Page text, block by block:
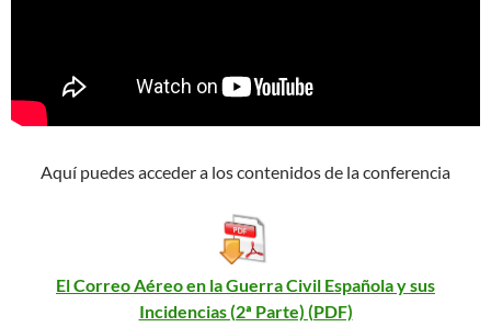
Aquí puedes acceder a los contenidos de la conferencia
El Correo Aéreo en la Guerra Civil Española y sus
Incidencias (2ª Parte) (PDF)